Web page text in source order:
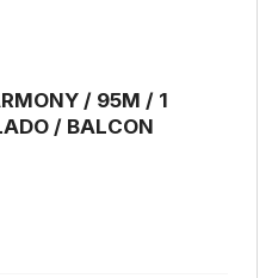
/ 95M / 1
/ BALCON